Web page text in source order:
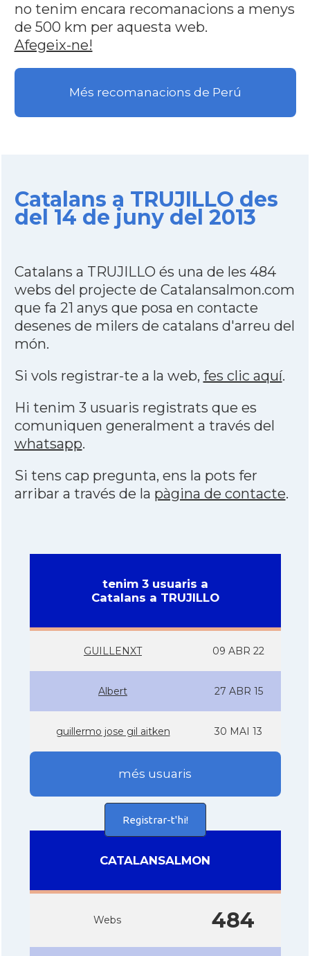
no tenim encara recomanacions a menys
de 500 km per aquesta web.
Afegeix-ne!
Més recomanacions de Perú
Catalans a TRUJILLO des
del 14 de juny del 2013
Catalans a TRUJILLO és una de les 484
webs del projecte de Catalansalmon.com
que fa 21 anys que posa en contacte
desenes de milers de catalans d'arreu del
món.
Si vols registrar-te a la web, fes clic aquí.
Hi tenim 3 usuaris registrats que es
comuniquen generalment a través del
whatsapp.
Si tens cap pregunta, ens la pots fer
arribar a través de la pàgina de contacte.
tenim 3 usuaris a
Catalans a TRUJILLO
GUILLENXT 09 ABR 22
Albert 27 ABR 15
guillermo jose gil aitken 30 MAI 13
més usuaris
Registrar-t'hi!
CATALANSALMON
Webs 484